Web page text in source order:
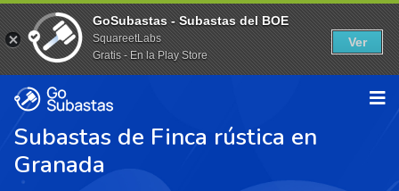
Subastas de Finca rústica en
Granada
GoSubastas - Subastas del BOE
SquareetLabs
Gratis - En la Play Store
Ver